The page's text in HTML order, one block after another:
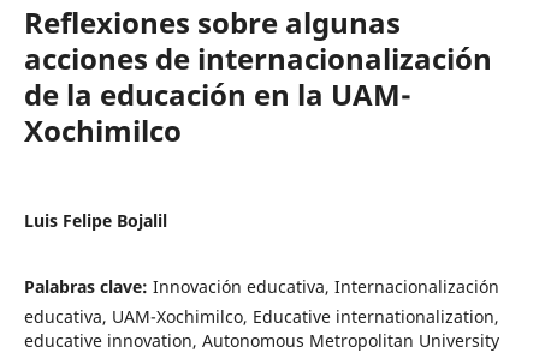
Reflexiones sobre algunas
acciones de internacionalización
de la educación en la UAM-
Xochimilco
Luis Felipe Bojalil
Palabras clave: Innovación educativa, Internacionalización
educativa, UAM-Xochimilco, Educative internationalization,
educative innovation, Autonomous Metropolitan University